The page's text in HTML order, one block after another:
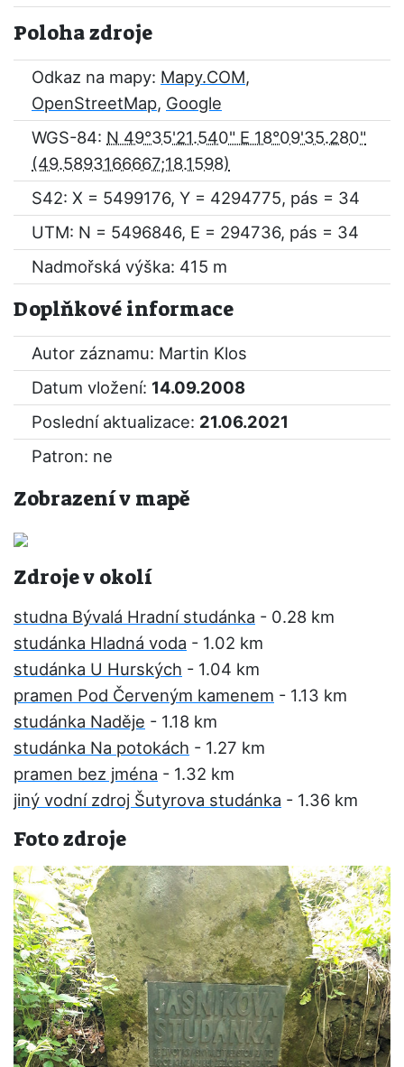
Poloha zdroje
Odkaz na mapy: Mapy.COM,
OpenStreetMap, Google
WGS-84: N 49°35'21.540" E 18°09'35.280"
S42: X = 5499176, Y = 4294775, pás = 34
UTM: N = 5496846, E = 294736, pás = 34
Nadmořská výška: 415 m
Doplňkové informace
Autor záznamu: Martin Klos
Datum vložení: 14.09.2008
Poslední aktualizace: 21.06.2021
Patron: ne
Zobrazení v mapě
Zdroje v okolí
studna Bývalá Hradní studánka - 0.28 km
studánka Hladná voda - 1.02 km
studánka U Hurských - 1.04 km
pramen Pod Červeným kamenem - 1.13 km
studánka Naděje - 1.18 km
studánka Na potokách - 1.27 km
pramen bez jména - 1.32 km
jiný vodní zdroj Šutyrova studánka - 1.36 km
Foto zdroje